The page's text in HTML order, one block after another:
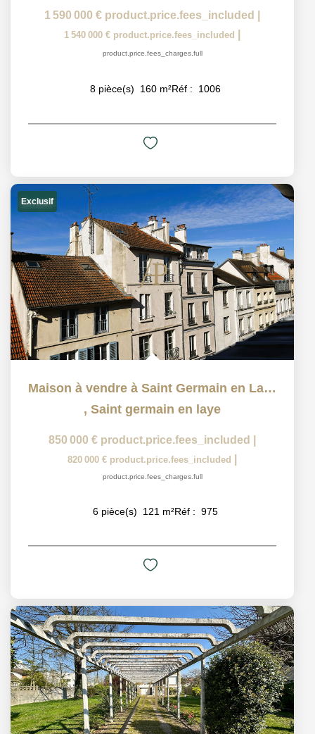
1 590 000 € product.price.fees_included
1 540 000 € product.price.fees_included
product.price.fees_charges.full
8 pièce(s) 160 m²Réf : 1006
Exclusif
Maison à vendre à Saint Germain en Laye
, Saint germain en laye
850 000 € product.price.fees_included
820 000 € product.price.fees_included
product.price.fees_charges.full
6 pièce(s) 121 m²Réf : 975